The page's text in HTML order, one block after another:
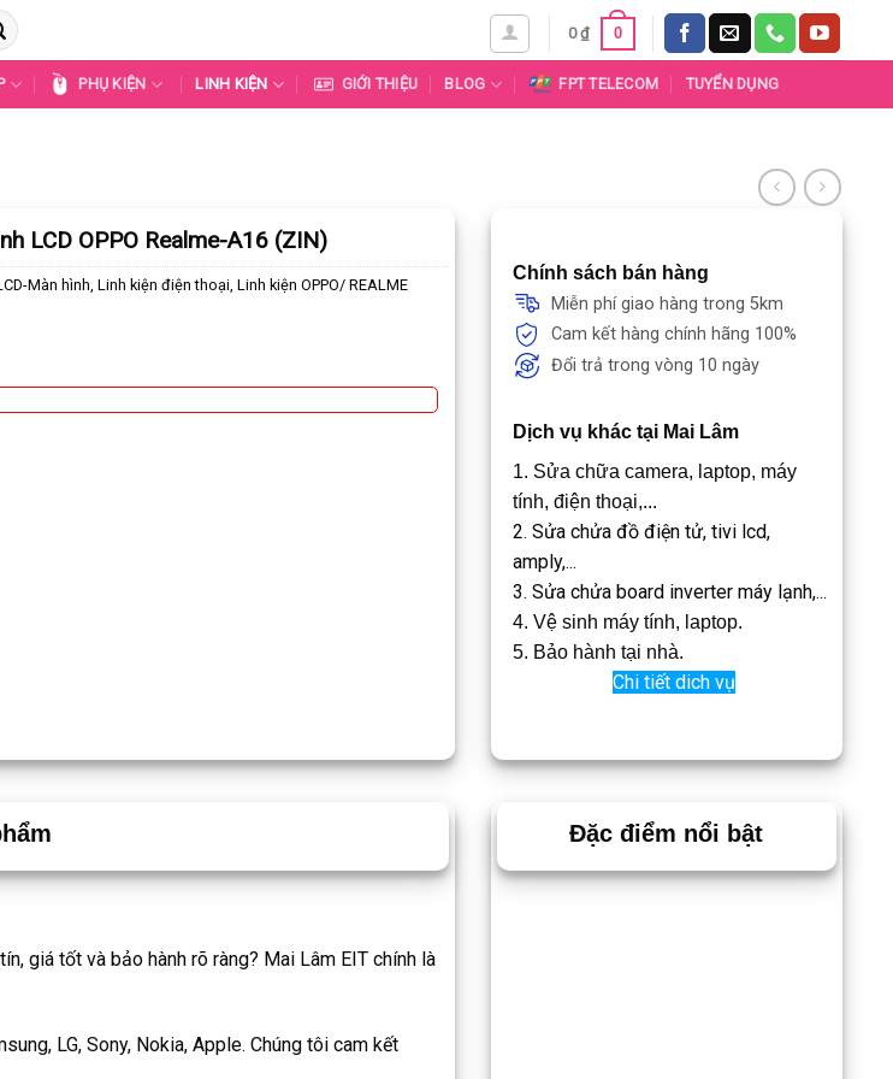
0₫ 0
PHỤ KIỆN LINH KIỆN GIỚI THIỆU BLOG FPT TELECOM TUYỂN DỤNG
LCD OPPO Realme-A16 (ZIN)
Màn hình,Linh kiện điện thoại,Linh kiện OPPO/ REALME
Chính sách bán hàng
Miễn phí giao hàng trong 5km
Cam kết hàng chính hãng 100%
Đổi trả trong vòng 10 ngày
Dịch vụ khác tại Mai Lâm
1. Sửa chữa camera, laptop, máy
tính, điện thoại,...
2. Sửa chửa đồ điện tử, tivi lcd,
amply,...
3. Sửa chửa board inverter máy lạnh,...
4. Vệ sinh máy tính, laptop.
5. Bảo hành tại nhà.
Chi tiết dich vụ
giá tốt và bảo hành rõ ràng? Mai Lâm EIT chính là
LG, Sony, Nokia, Apple. Chúng tôi cam kết
Đặc điểm nổi bật